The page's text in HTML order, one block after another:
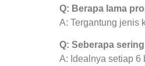
Q: Berapa lama
A: Tergantung jenis
Q: Seberapa
A: Idealnya setiap 6